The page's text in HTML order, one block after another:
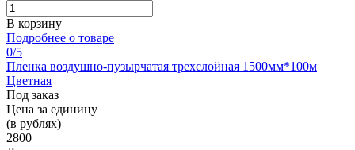
В корзину
Подробнее о товаре
0/5
Пленка воздушно-пузырчатая трехслойная 1500мм*100м
Цветная
Под заказ
Цена за единицу
(в рублях)
2800